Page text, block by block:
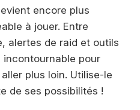
encore plus
à jouer. Entre
alertes de raid et outils
incontournable pour
plus loin. Utilise-le
de ses possibilités !